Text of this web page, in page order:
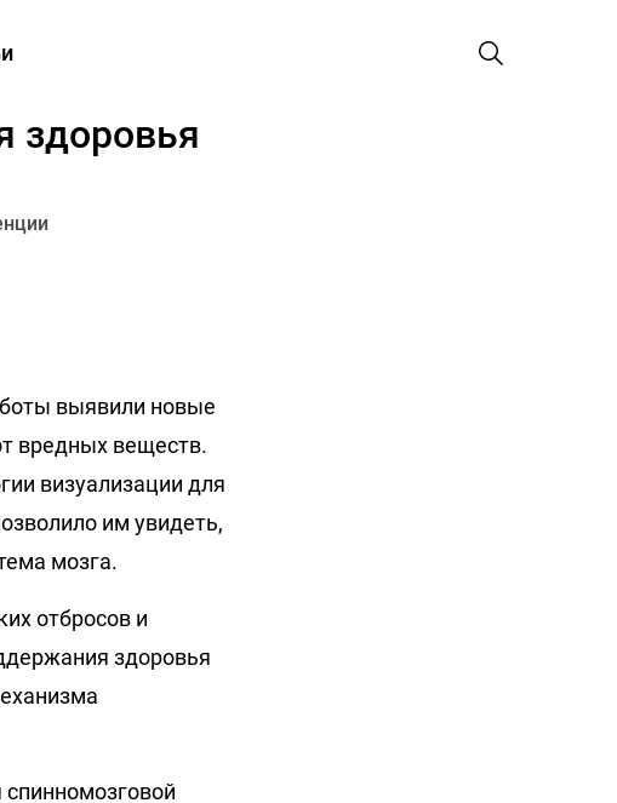
здоровья
выявили новые
вредных веществ.
визуализации для
им увидеть,
мозга.
отбросов и
здоровья
спинномозговой